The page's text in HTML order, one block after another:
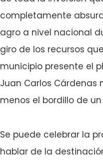
completamente
agro a nivel nacional
giro de los recursos
municipio presente el
Juan Carlos Cárdenas
menos el bordillo de
Se puede celebrar la
hablar de la